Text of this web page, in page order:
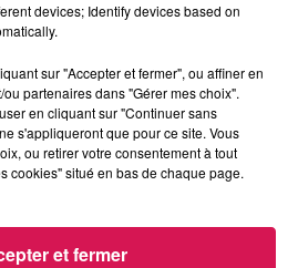
21h32
21h32 21h29
21h29
devices; Identify devices based on
sur "Accepter et fermer", ou affiner en
partenaires dans "Gérer mes choix".
en cliquant sur "Continuer sans
s'appliqueront que pour ce site. Vous
ou retirer votre consentement à tout
cookies" situé en bas de chaque page.
et fermer